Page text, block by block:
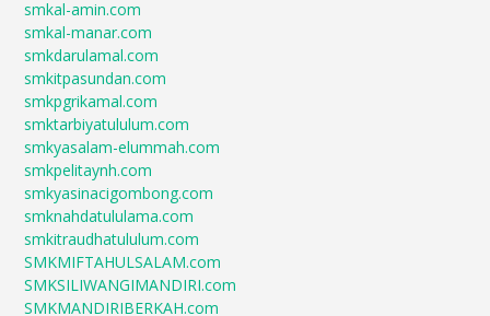
smkal-amin.com
smkal-manar.com
smkdarulamal.com
smkitpasundan.com
smkpgrikamal.com
smktarbiyatululum.com
smkyasalam-elummah.com
smkpelitaynh.com
smkyasinacigombong.com
smknahdatululama.com
smkitraudhatululum.com
SMKMIFTAHULSALAM.com
SMKSILIWANGIMANDIRI.com
SMKMANDIRIBERKAH.com